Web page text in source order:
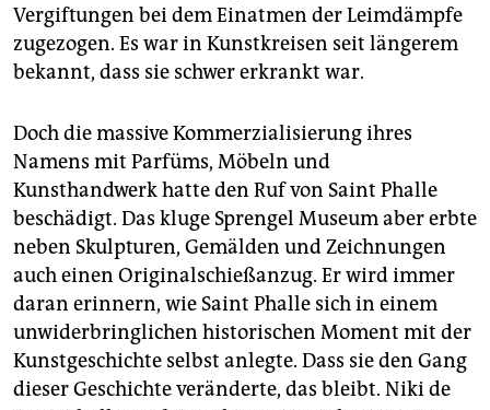
Vergiftungen bei dem Einatmen der Leimdämpfe
zugezogen. Es war in Kunstkreisen seit längerem
bekannt, dass sie schwer erkrankt war.
Doch die massive Kommerzialisierung ihres
Namens mit Parfüms, Möbeln und
Kunsthandwerk hatte den Ruf von Saint Phalle
beschädigt. Das kluge Sprengel Museum aber erbte
neben Skulpturen, Gemälden und Zeichnungen
auch einen Originalschießanzug. Er wird immer
daran erinnern, wie Saint Phalle sich in einem
unwiderbringlichen historischen Moment mit der
Kunstgeschichte selbst anlegte. Dass sie den Gang
dieser Geschichte veränderte, das bleibt. Niki de